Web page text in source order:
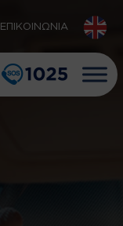
ΕΠΙΚΟΙΝΩΝΙΑ